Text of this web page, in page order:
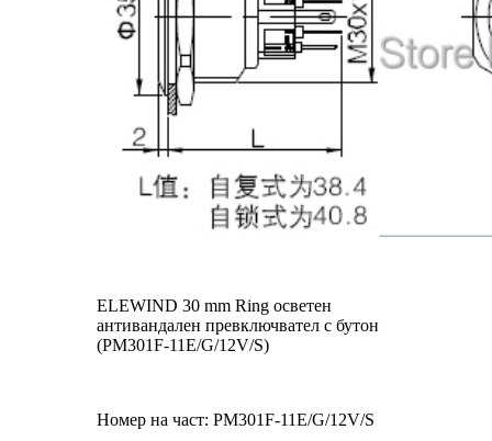
ELEWIND 30 mm Ring осветен
антивандален превключвател с бутон
(PM301F-11E/G/12V/S)
Номер на част: PM301F-11E/G/12V/S